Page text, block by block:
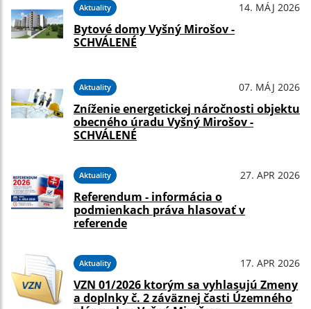
Aktuality 14. MÁJ 2026
Bytové domy Vyšný Mirošov -
SCHVÁLENÉ
Aktuality 07. MÁJ 2026
Zníženie energetickej náročnosti objektu
obecného úradu Vyšný Mirošov -
SCHVÁLENÉ
Aktuality 27. APR 2026
Referendum - informácia o
podmienkach práva hlasovať v
referende
Aktuality 17. APR 2026
VZN 01/2026 ktorým sa vyhlasujú Zmeny
a doplnky č. 2 záväznej časti Územného